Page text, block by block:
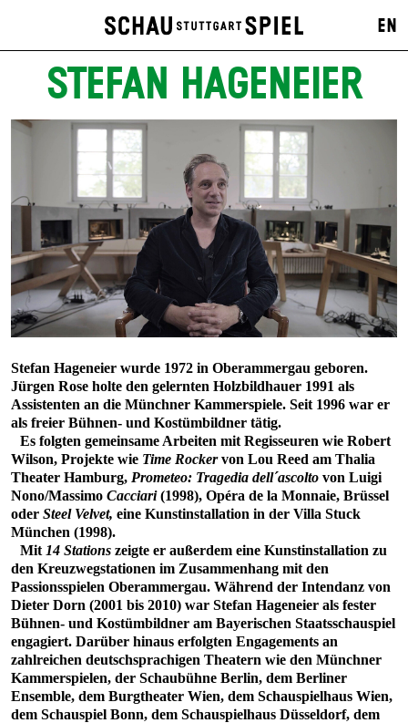
EN
STEFAN HAGENEIER
Stefan Hageneier wurde 1972 in Oberammergau geboren.
Jürgen Rose holte den gelernten Holzbildhauer 1991 als
Assistenten an die Münchner Kammerspiele. Seit 1996 war er
als freier Bühnen- und Kostümbildner tätig.
Es folgten gemeinsame Arbeiten mit Regisseuren wie Robert
Wilson, Projekte wie Time Rockervon Lou Reed am Thalia
Theater Hamburg, Prometeo: Tragedia dell´ascolto von Luigi
Nono/Massimo Cacciari(1998), Opéra de la Monnaie, Brüssel
oder Steel Velvet, eine Kunstinstallation in der Villa Stuck
München (1998).
Mit 14 Stations zeigte er außerdem eine Kunstinstallation zu
den Kreuzwegstationen im Zusammenhang mit den
Passionsspielen Oberammergau. Während der Intendanz von
Dieter Dorn (2001 bis 2010) war Stefan Hageneier als fester
Bühnen- und Kostümbildner am Bayerischen Staatsschauspiel
engagiert. Darüber hinaus erfolgten Engagements an
zahlreichen deutschsprachigen Theatern wie den Münchner
Kammerspielen, der Schaubühne Berlin, dem Berliner
Ensemble, dem Burgtheater Wien, dem Schauspielhaus Wien,
dem Schauspiel Bonn, dem Schauspielhaus Düsseldorf, dem